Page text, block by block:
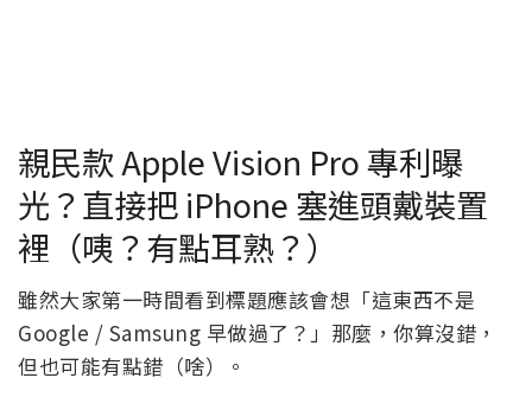
親民款 Apple Vision Pro 專利曝
光？直接把 iPhone 塞進頭戴裝置
裡（咦？有點耳熟？）
雖然大家第一時間看到標題應該會想「這東西不是
Google / Samsung 早做過了？」那麼，你算沒錯，
但也可能有點錯（啥）。